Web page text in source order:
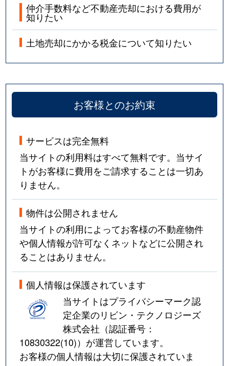
仲介手数料など不動産売却における費用が
知りたい
土地売却にかかる税金について知りたい
お客様とのお約束
サービスは完全無料
当サイトの利用料はすべて無料です。当サイ
トがお客様に費用をご請求することは一切あ
りません。
物件は公開されません
当サイトの利用によってお客様の不動産物件
や個人情報が許可なくネットなどに公開され
ることはありません。
個人情報は保護されています
当サイトはプライバシーマーク認
定企業のリビン・テクノロジーズ
株式会社（認証番号：
10830322(10)）が運営しています。
お客様の個人情報は大切に保護されていま